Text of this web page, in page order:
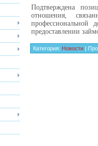
Подтверждена
отношения,
профессиональной
предоставлении
Категория: Новости |